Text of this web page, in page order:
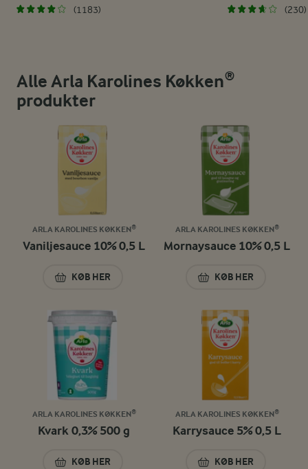
(1183) (230)
Alle Arla Karolines Køkken®
produkter
ARLA KAROLINES KØKKEN®
Vaniljesauce 10% 0,5 L
KØB HER
VANILJESAUCE 10% 0,5 L
ARLA KAROLINES KØKKEN®
Mornaysauce 10% 0,5 L
KØB HER
MORNAYSAUCE
ARLA KAROLINES KØKKEN®
Kvark 0,3% 500 g
KØB HER
ARLA KAROLINES KØKKEN®
Karrysauce 5% 0,5 L
KØB HER